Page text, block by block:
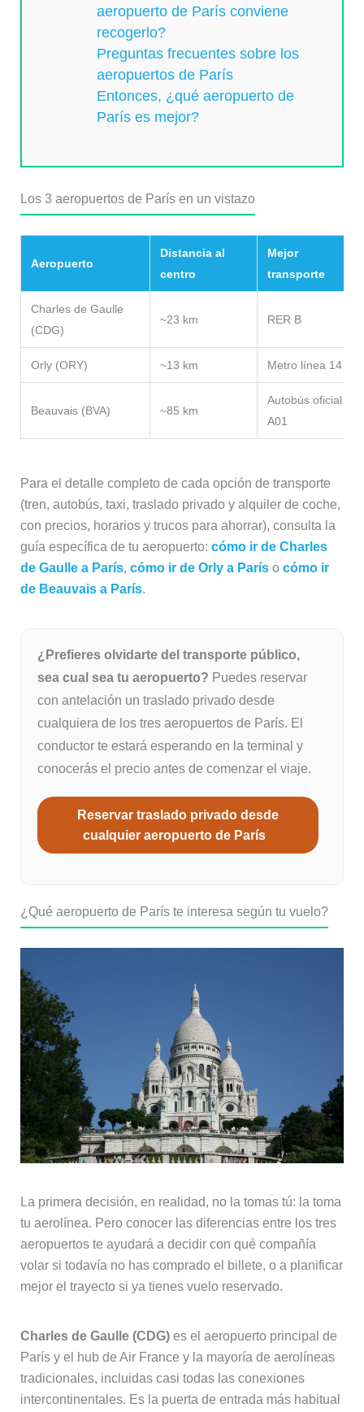
aeropuerto de París conviene
recogerlo?
Preguntas frecuentes sobre los
aeropuertos de París
Entonces, ¿qué aeropuerto de
París es mejor?
Los 3 aeropuertos de París en un vistazo
Aeropuerto
Distancia al
centro
Mejor
transporte
Charles de Gaulle
(CDG)
~23 km RER B
Orly (ORY) ~13 km Metro línea 14
Beauvais (BVA) ~85 km
Autobús oficial
A01
Para el detalle completo de cada opción de transporte
(tren, autobús, taxi, traslado privado y alquiler de coche,
con precios, horarios y trucos para ahorrar), consulta la
guía específica de tu aeropuerto: cómo ir de Charles
de Gaulle a París, cómo ir de Orly a Paríso cómo ir
de Beauvais a París.
¿Prefieres olvidarte del transporte público,
sea cual sea tu aeropuerto? Puedes reservar
con antelación un traslado privado desde
cualquiera de los tres aeropuertos de París. El
conductor te estará esperando en la terminal y
conocerás el precio antes de comenzar el viaje.
Reservar traslado privado desde
cualquier aeropuerto de París
¿Qué aeropuerto de París te interesa según tu vuelo?
La primera decisión, en realidad, no la tomas tú: la toma
tu aerolínea. Pero conocer las diferencias entre los tres
aeropuertos te ayudará a decidir con qué compañía
volar si todavía no has comprado el billete, o a planificar
mejor el trayecto si ya tienes vuelo reservado.
Charles de Gaulle (CDG)es el aeropuerto principal de
París y el hub de Air France y la mayoría de aerolíneas
tradicionales, incluidas casi todas las conexiones
intercontinentales. Es la puerta de entrada más habitual